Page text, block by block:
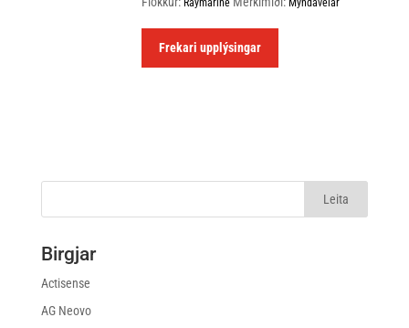
Raymarine Myndavélar
Frekari upplýsingar
Birgjar
Actisense
AG Neovo